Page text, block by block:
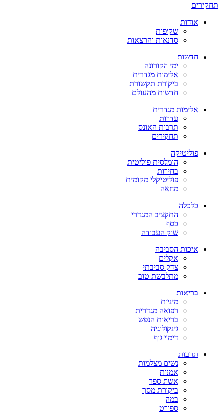
תחקירים
אודות
שקיפות
סדנאות והרצאות
חדשות
ימי הקורונה
אלימות מגדרית
ביקורת תקשורת
חדשות מהעולם
אלימות מגדרית
עדויות
תרבות האונס
תחקירים
פוליטיקה
הומלסית פוליטית
בחירות
פוליטיקלי מקומית
מחאה
כלכלה
התקציב המגדרי
כסף
שוק העבודה
איכות הסביבה
אקלים
צדק סביבתי
מתלבשת טוב
בריאות
מיניות
רפואה מגדרית
בריאות הנפש
גינקולוגיה
דימוי גוף
תרבות
נשים מצלמות
אמנות
אשת ספר
ביקורת מסך
במה
ספורט